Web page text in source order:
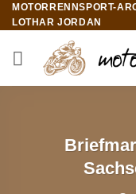
Zum
Inhalt
springen
MOTORRENNSPORT-
LOTHAR JORDAN